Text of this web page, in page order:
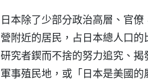
日本除了少部分政治高層、官
營附近的居民，占日本總人口
研究者鍥而不捨的努力追究、
軍事殖民地，或「日本是美國的